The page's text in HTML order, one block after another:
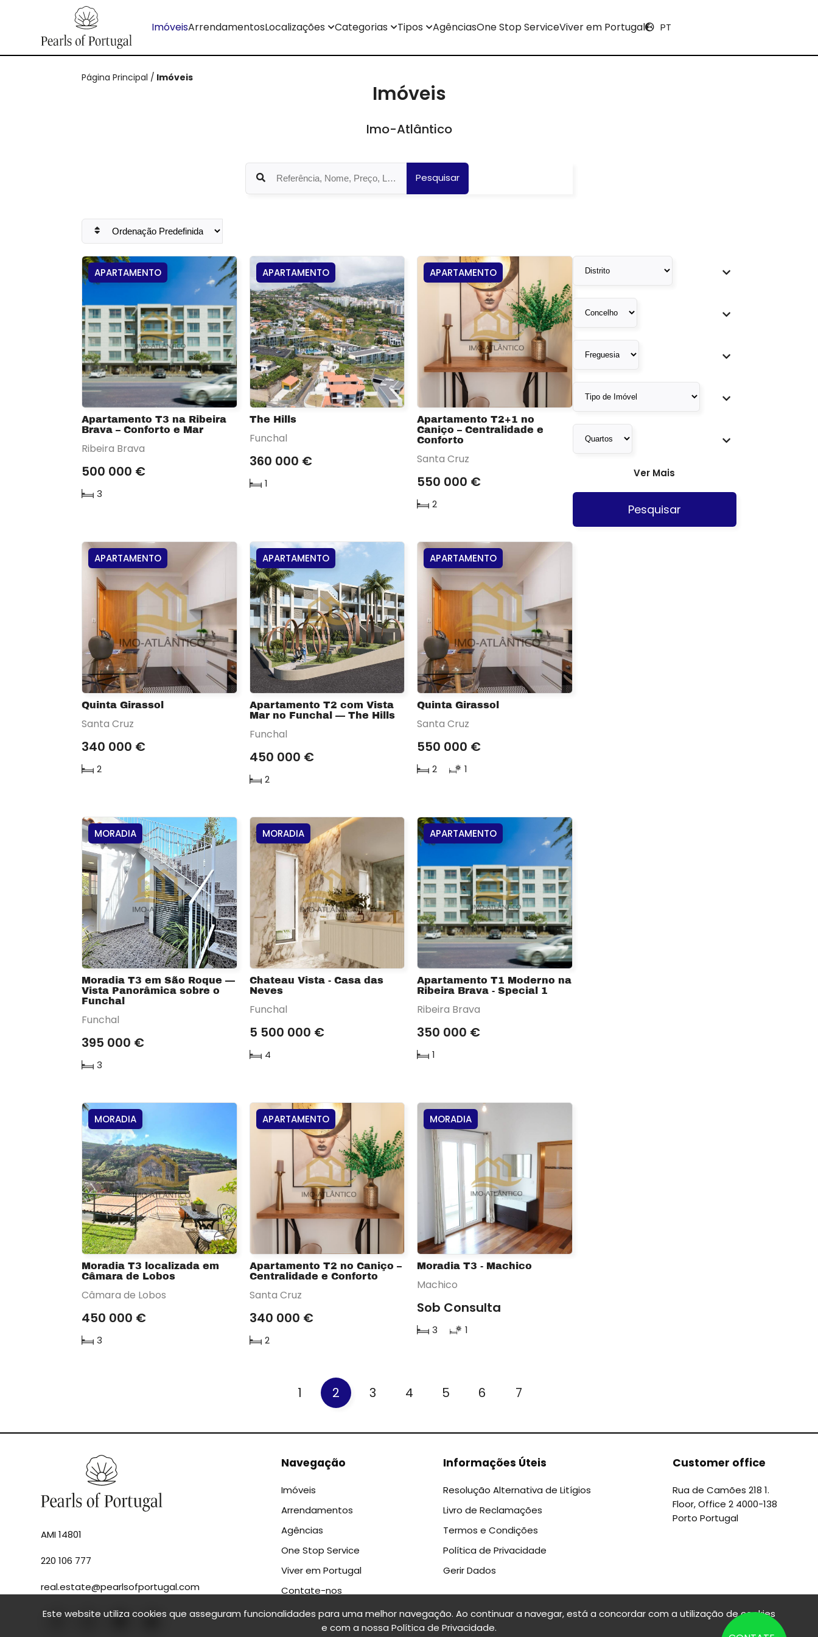
ImóveisArrendamentosLocalizações Categorias Tipos AgênciasOne Stop ServiceViver em Portugal PT
Página Principal / Imóveis
Imóveis
Imo-Atlântico
Pesquisar
APARTAMENTO
Apartamento T3 na Ribeira
Brava – Conforto e Mar
Ribeira Brava
500 000 €
3
APARTAMENTO
The Hills
Funchal
360 000 €
1
APARTAMENTO
Apartamento T2+1 no
Caniço – Centralidade e
Conforto
Santa Cruz
550 000 €
2
APARTAMENTO
Quinta Girassol
Santa Cruz
340 000 €
2
APARTAMENTO
Apartamento T2 com Vista
Mar no Funchal — The Hills
Funchal
450 000 €
2
APARTAMENTO
Quinta Girassol
Santa Cruz
550 000 €
2 1
MORADIA
Moradia T3 em São Roque —
Vista Panorâmica sobre o
Funchal
Funchal
395 000 €
3
MORADIA
Chateau Vista - Casa das
Neves
Funchal
5 500 000 €
4
APARTAMENTO
Apartamento T1 Moderno na
Ribeira Brava - Special 1
Ribeira Brava
350 000 €
1
MORADIA
Moradia T3 localizada em
Câmara de Lobos
Câmara de Lobos
450 000 €
3
APARTAMENTO
Apartamento T2 no Caniço –
Centralidade e Conforto
Santa Cruz
340 000 €
2
MORADIA
Moradia T3 - Machico
Machico
Sob Consulta
3 1
Ver Mais
Pesquisar
1 2 3 4 5 6 7
AMI 14801
220 106 777
real.estate@pearlsofportugal.com
Navegação
Imóveis
Arrendamentos
Agências
One Stop Service
Viver em Portugal
Contate-nos
Informações Úteis
Resolução Alternativa de Litígios
Livro de Reclamações
Termos e Condições
Política de Privacidade
Gerir Dados
Customer office
Rua de Camões 218 1.
Floor, Office 2 4000-138
Porto Portugal
Este website utiliza cookies que asseguram funcionalidades para uma melhor navegação. Ao continuar a navegar, está a concordar com a utilização de cookies
e com a nossa Política de Privacidade.